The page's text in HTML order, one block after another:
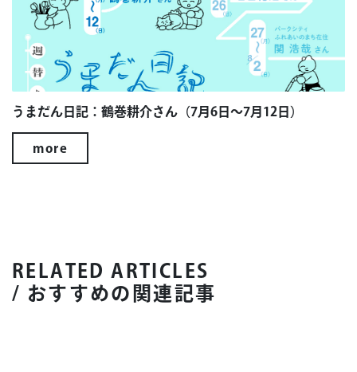
うまだん日記：鶴巻耕介さん（7月6日～7月12日）
more
RELATED ARTICLES
/ おすすめの関連記事